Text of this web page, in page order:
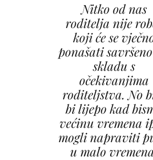
Nitko od nas
roditelja nije
koji će se
ponašati
skladu s
očekivanjima
roditeljstva. No
bi lijepo kad
većinu vremena
mogli napraviti
u malo